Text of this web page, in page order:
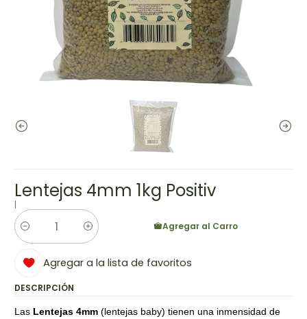
Lentejas 4mm 1kg Positiv
|
Cantidad
Agregar al Carro
Agregar a la lista de favoritos
DESCRIPCIÓN
Las Lentejas 4mm (lentejas baby) tienen una inmensidad de